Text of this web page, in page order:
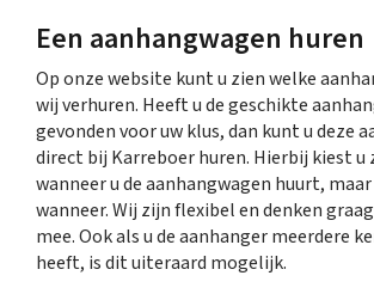
Een aanhangwagen huren
Op onze website kunt u zien welke
wij verhuren. Heeft u de geschikte
gevonden voor uw klus, dan kunt u deze
direct bij Karreboer huren. Hierbij kiest u
wanneer u de aanhangwagen huurt,
wanneer. Wij zijn flexibel en denken
mee. Ook als u de aanhanger meerdere
heeft, is dit uiteraard mogelijk.